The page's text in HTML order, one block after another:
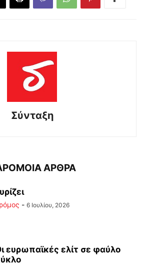
Σύνταξη
ΑΡΘΡΑ
- 6 Ιουλίου, 2026
ευρωπαϊκές ελίτ σε φαύλο